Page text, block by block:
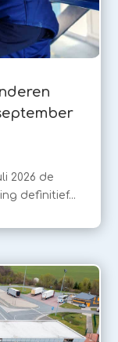
2026 de
definitief...